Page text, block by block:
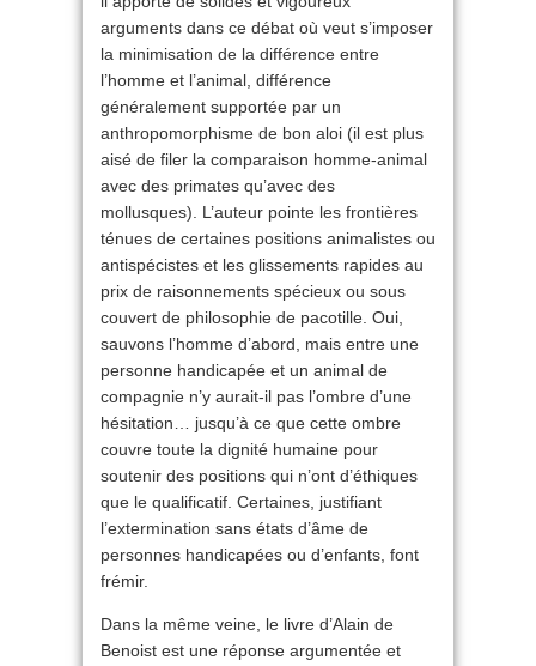
arguments dans ce débat où veut s’imposer
la minimisation de la différence entre
l’homme et l’animal, différence
généralement supportée par un
anthropomorphisme de bon aloi (il est plus
aisé de filer la comparaison homme-animal
avec des primates qu’avec des
mollusques). L’auteur pointe les frontières
ténues de certaines positions animalistes ou
antispécistes et les glissements rapides au
prix de raisonnements spécieux ou sous
couvert de philosophie de pacotille. Oui,
sauvons l’homme d’abord, mais entre une
personne handicapée et un animal de
compagnie n’y aurait-il pas l’ombre d’une
hésitation… jusqu’à ce que cette ombre
couvre toute la dignité humaine pour
soutenir des positions qui n’ont d’éthiques
que le qualificatif. Certaines, justifiant
l’extermination sans états d’âme de
personnes handicapées ou d’enfants, font
frémir.
Dans la même veine, le livre d’Alain de
Benoist est une réponse argumentée et